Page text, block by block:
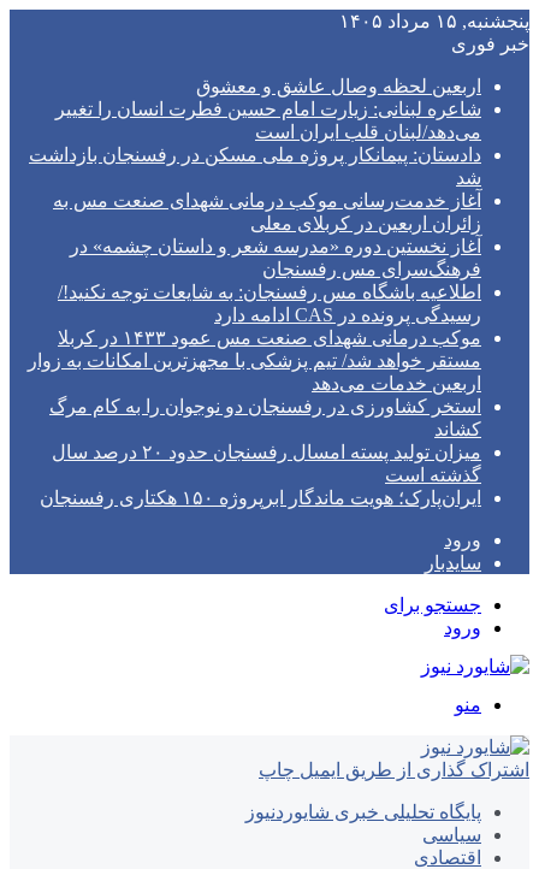
پنجشنبه, ۱۵ مرداد ۱۴۰۵
خبر فوری
اربعین لحظه وصال عاشق و معشوق
شاعره لبنانی: زیارت امام حسین فطرت انسان را تغییر
می‌دهد/لبنان قلب ایران است
دادستان: پیمانکار پروژه ملی مسکن در رفسنجان بازداشت
شد
آغاز خدمت‌رسانی موکب درمانی شهدای صنعت مس به
زائران اربعین در کربلای معلی
آغاز نخستین دوره «مدرسه شعر و داستان چشمه» در
فرهنگ‌سرای مس رفسنجان
اطلاعیه باشگاه مس رفسنجان: به شایعات توجه نکنید!/
رسیدگی پرونده در CAS ادامه دارد
موکب درمانی شهدای صنعت مس عمود ۱۴۳۳ در کربلا
مستقر خواهد شد/ تیم پزشکی با مجهزترین امکانات به زوار
اربعین خدمات می‌دهد
استخر کشاورزی در رفسنجان دو نوجوان را به کام مرگ
کشاند
میزان تولید پسته امسال رفسنجان حدود ۲۰ درصد سال
گذشته است
ایران‌پارک؛ هویت ماندگار ابرپروژه ۱۵۰ هکتاری رفسنجان
ورود
سایدبار
جستجو برای
ورود
منو
اشتراک گذاری از طریق ایمیل چاپ
پایگاه تحلیلی خبری شایوردنیوز
سیاسی
اقتصادی